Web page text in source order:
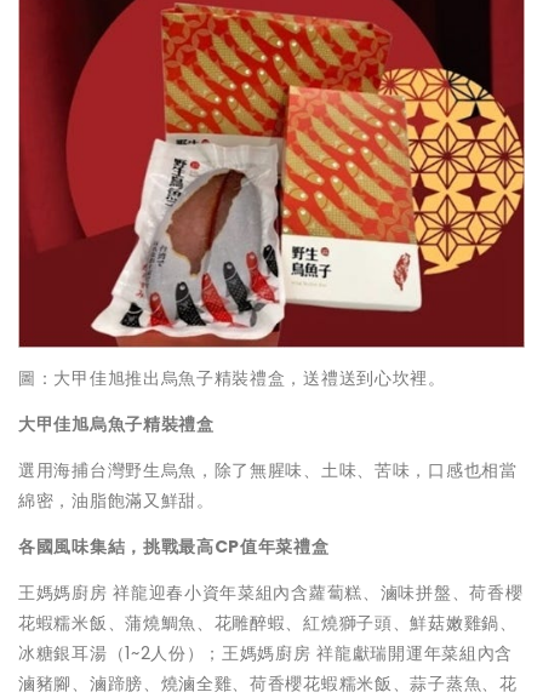
圖：大甲佳旭推出烏魚子精裝禮盒，送禮送到心坎裡。
大甲佳旭烏魚子精裝禮盒
選用海捕台灣野生烏魚，除了無腥味、土味、苦味，口感也相當
綿密，油脂飽滿又鮮甜。
各國風味集結，挑戰最高CP值年菜禮盒
王媽媽廚房 祥龍迎春小資年菜組內含蘿蔔糕、滷味拼盤、荷香櫻
花蝦糯米飯、蒲燒鯛魚、花雕醉蝦、紅燒獅子頭、鮮菇嫩雞鍋、
冰糖銀耳湯（1~2人份）；王媽媽廚房 祥龍獻瑞開運年菜組內含
滷豬腳、滷蹄膀、燒滷全雞、荷香櫻花蝦糯米飯、蒜子蒸魚、花